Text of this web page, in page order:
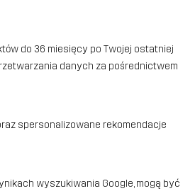
do 36 miesięcy po Twojej ostatniej
danych za pośrednictwem
spersonalizowane rekomendacje
wyszukiwania Google, mogą być